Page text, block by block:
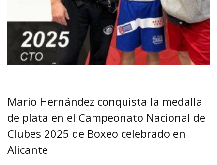
Mario Hernández conquista la medalla
de plata en el Campeonato Nacional de
Clubes 2025 de Boxeo celebrado en
Alicante